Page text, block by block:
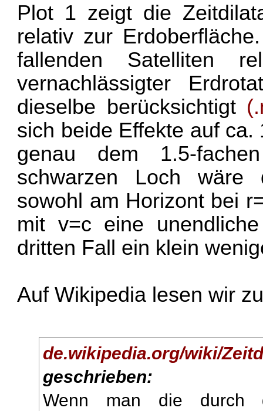
Plot 1 zeigt die
relativ zur
fallenden Satelliten
vernachlässigter
dieselbe berücksichtigt
sich beide Effekte auf
genau dem 1.5-
schwarzen Loch wäre
sowohl am Horizont bei
mit v=c eine
dritten Fall ein klein
Auf Wikipedia lesen wir
de.wikipedia.org/wiki/
geschrieben:
Wenn man die durch